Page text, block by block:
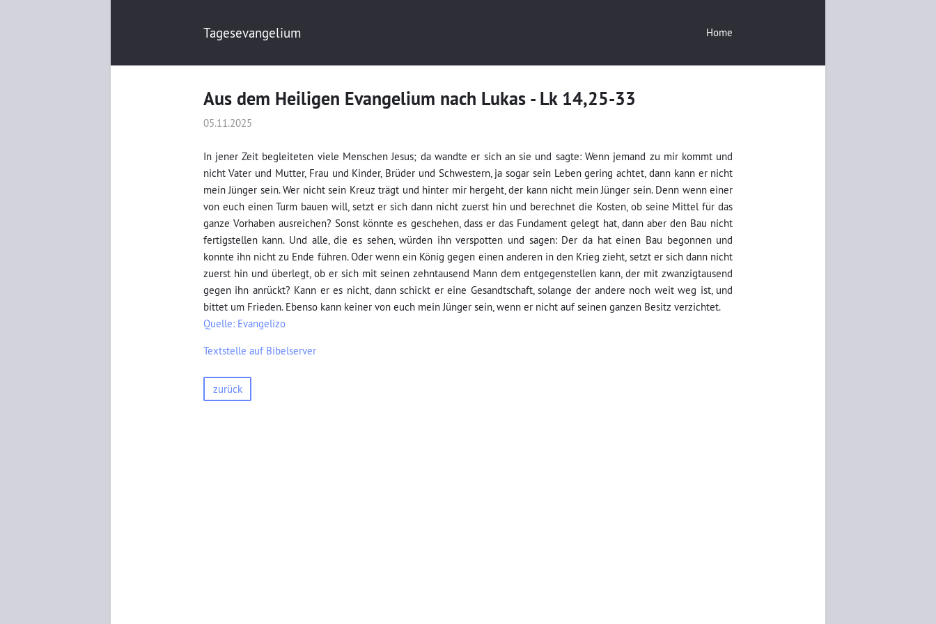
Tagesevangelium Home
Aus dem Heiligen Evangelium nach Lukas - Lk 14,25-33
05.11.2025
In jener Zeit begleiteten viele Menschen Jesus; da wandte er sich an sie und sagte: Wenn jemand zu mir kommt und
nicht Vater und Mutter, Frau und Kinder, Brüder und Schwestern, ja sogar sein Leben gering achtet, dann kann er nicht
mein Jünger sein. Wer nicht sein Kreuz trägt und hinter mir hergeht, der kann nicht mein Jünger sein.Denn wenn einer
von euch einen Turm bauen will, setzt er sich dann nicht zuerst hin und berechnet die Kosten, ob seine Mittel für das
ganze Vorhaben ausreichen? Sonst könnte es geschehen, dass er das Fundament gelegt hat, dann aber den Bau nicht
fertigstellen kann. Und alle, die es sehen, würden ihn verspotten und sagen: Der da hat einen Bau begonnen und
konnte ihn nicht zu Ende führen. Oder wenn ein König gegen einen anderen in den Krieg zieht, setzt er sich dann nicht
zuerst hin und überlegt, ob er sich mit seinen zehntausend Mann dem entgegenstellen kann, der mit zwanzigtausend
gegen ihn anrückt? Kann er es nicht, dann schickt er eine Gesandtschaft, solange der andere noch weit weg ist, und
bittet um Frieden. Ebenso kann keiner von euch mein Jünger sein, wenn er nicht auf seinen ganzen Besitz verzichtet.
Quelle: Evangelizo
Textstelle auf Bibelserver
zurück